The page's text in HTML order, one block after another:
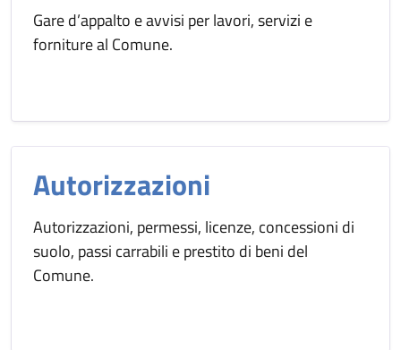
Gare d’appalto e avvisi per lavori, servizi e
forniture al Comune.
Autorizzazioni
Autorizzazioni, permessi, licenze, concessioni di
suolo, passi carrabili e prestito di beni del
Comune.